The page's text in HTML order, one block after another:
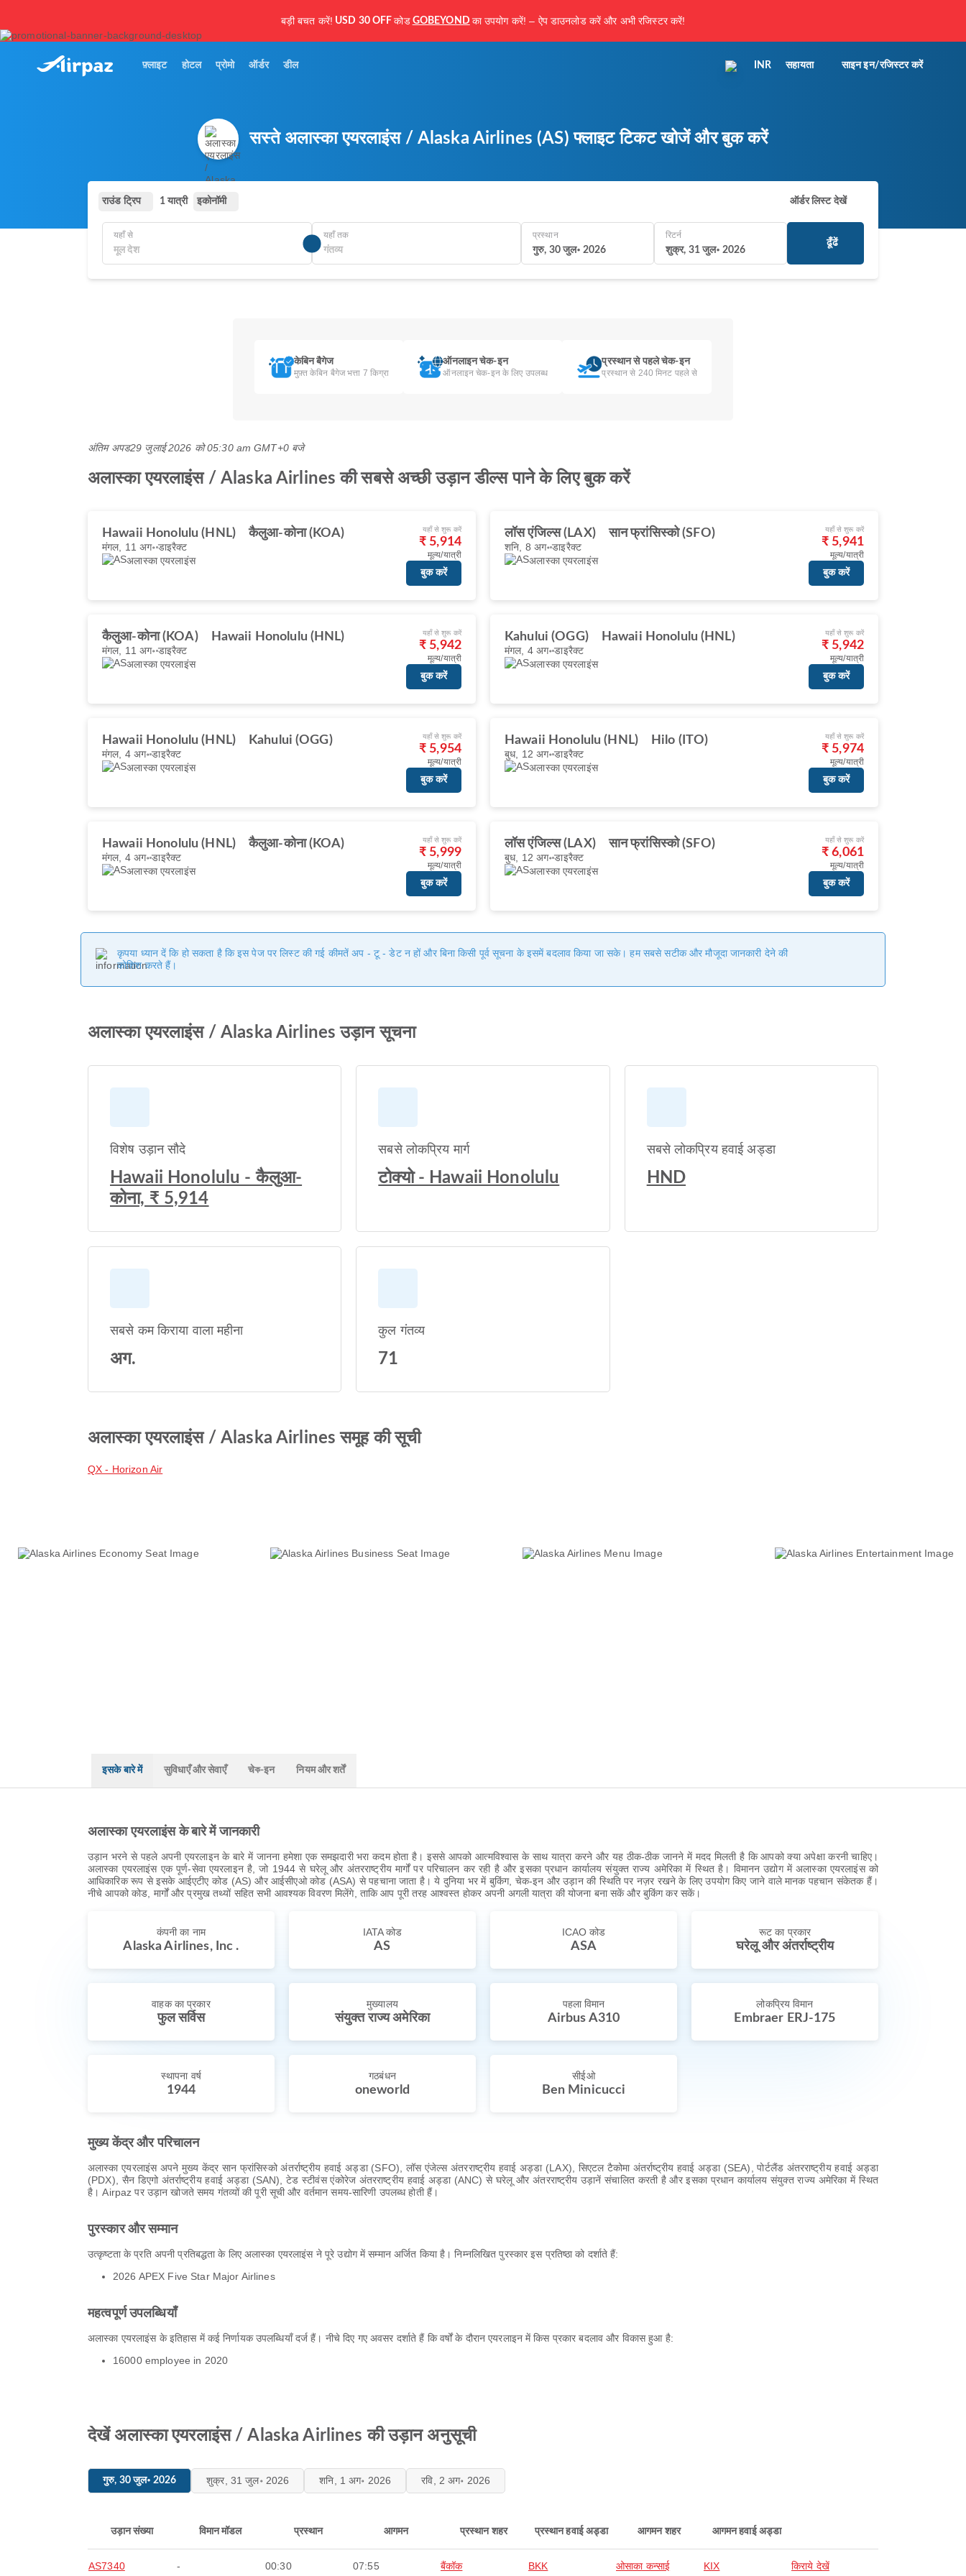
बड़ी बचत करें! USD 30 OFF कोड GOBEYOND का उपयोग करें! – ऐप डाउनलोड करें और अभी रजिस्टर करें!
फ़्लाइट होटल प्रोमो ऑर्डर डील INR सहायता साइन इन/रजिस्टर करें
सस्ते अलास्का एयरलाइंस / Alaska Airlines (AS) फ्लाइट टिकट खोजें और बुक करें
राउंड ट्रिप 1 यात्री इकोनॉमी ऑर्डर लिस्ट देखें
यहाँ से यहाँ तक
प्रस्थान
गुरु, 30 जुल॰ 2026
रिटर्न
शुक्र, 31 जुल॰ 2026
ढूँढें
केबिन बैगेज
मुफ़्त केबिन बैगेज भत्ता 7 किग्रा
ऑनलाइन चेक-इन
ऑनलाइन चेक-इन के लिए उपलब्ध
प्रस्थान से पहले चेक-इन
प्रस्थान से 240 मिनट पहले से
अंतिम अपड29 जुलाई 2026 को 05:30 am GMT+0 बजे
अलास्का एयरलाइंस / Alaska Airlines की सबसे अच्छी उड़ान डील्स पाने के लिए बुक करें
Hawaii Honolulu (HNL) कैलुआ-कोना (KOA)
मंगल, 11 अग॰ डाइरैक्ट
अलास्का एयरलाइंस
यहाँ से शुरू करें
₹ 5,914
मूल्य/यात्री
बुक करें
लॉस एंजिल्स (LAX) सान फ्रांसिस्को (SFO)
शनि, 8 अग॰डाइरैक्ट
अलास्का एयरलाइंस
यहाँ से शुरू करें
₹ 5,941
मूल्य/यात्री
बुक करें
कैलुआ-कोना (KOA) Hawaii Honolulu (HNL)
मंगल, 11 अग॰ डाइरैक्ट
अलास्का एयरलाइंस
यहाँ से शुरू करें
₹ 5,942
मूल्य/यात्री
बुक करें
Kahului (OGG) Hawaii Honolulu (HNL)
मंगल, 4 अग॰डाइरैक्ट
अलास्का एयरलाइंस
यहाँ से शुरू करें
₹ 5,942
मूल्य/यात्री
बुक करें
Hawaii Honolulu (HNL) Kahului (OGG)
मंगल, 4 अग॰डाइरैक्ट
अलास्का एयरलाइंस
यहाँ से शुरू करें
₹ 5,954
मूल्य/यात्री
बुक करें
Hawaii Honolulu (HNL) Hilo (ITO)
बुध, 12 अग॰डाइरैक्ट
अलास्का एयरलाइंस
यहाँ से शुरू करें
₹ 5,974
मूल्य/यात्री
बुक करें
Hawaii Honolulu (HNL) कैलुआ-कोना (KOA)
मंगल, 4 अग॰डाइरैक्ट
अलास्का एयरलाइंस
यहाँ से शुरू करें
₹ 5,999
मूल्य/यात्री
बुक करें
लॉस एंजिल्स (LAX) सान फ्रांसिस्को (SFO)
बुध, 12 अग॰डाइरैक्ट
अलास्का एयरलाइंस
यहाँ से शुरू करें
₹ 6,061
मूल्य/यात्री
बुक करें
कृपया ध्यान दें कि हो सकता है कि इस पेज पर लिस्ट की गई कीमतें अप - टू - डेट न हों और बिना किसी पूर्व सूचना के इसमें बदलाव किया जा सके। हम सबसे सटीक और मौजूदा जानकारी देने की
कोशिश करते हैं।
अलास्का एयरलाइंस / Alaska Airlines उड़ान सूचना
विशेष उड़ान सौदे
Hawaii Honolulu - कैलुआ-
कोना, ₹ 5,914
सबसे लोकप्रिय मार्ग
टोक्यो - Hawaii Honolulu
सबसे लोकप्रिय हवाई अड्डा
HND
सबसे कम किराया वाला महीना
अग.
कुल गंतव्य
71
अलास्का एयरलाइंस / Alaska Airlines समूह की सूची
QX - Horizon Air
इसके बारे में सुविधाएँ और सेवाएँ चेক-इन नियम और शर्तें
अलास्का एयरलाइंस के बारे में जानकारी
उड़ान भरने से पहले अपनी एयरलाइन के बारे में जानना हमेशा एक समझदारी भरा कदम होता है। इससे आपको आत्मविश्वास के साथ यात्रा करने और यह ठीक-ठीक जानने में मदद मिलती है कि आपको क्या अपेक्षा करनी चाहिए।
अलास्का एयरलाइंस एक पूर्ण-सेवा एयरलाइन है, जो 1944 से घरेलू और अंतरराष्ट्रीय मार्गों पर परिचालन कर रही है और इसका प्रधान कार्यालय संयुक्त राज्य अमेरिका में स्थित है। विमानन उद्योग में अलास्का एयरलाइंस को
आधिकारिक रूप से इसके आईएटीए कोड (AS) और आईसीएओ कोड (ASA) से पहचाना जाता है। ये दुनिया भर में बुकिंग, चेक-इन और उड़ान की स्थिति पर नज़र रखने के लिए उपयोग किए जाने वाले मानक पहचान संकेतक हैं।
नीचे आपको कोड, मार्गों और प्रमुख तथ्यों सहित सभी आवश्यक विवरण मिलेंगे, ताकि आप पूरी तरह आश्वस्त होकर अपनी अगली यात्रा की योजना बना सकें और बुकिंग कर सकें।
कंपनी का नाम
Alaska Airlines, Inc .
IATA कोड
AS
ICAO कोड
ASA
रूट का प्रकार
घरेलू और अंतर्राष्ट्रीय
वाहक का प्रकार
फुल सर्विस
मुख्यालय
संयुक्त राज्य अमेरिका
पहला विमान
Airbus A310
लोकप्रिय विमान
Embraer ERJ-175
स्थापना वर्ष
1944
गठबंधन
oneworld
सीईओ
Ben Minicucci
मुख्य केंद्र और परिचालन
अलास्का एयरलाइंस अपने मुख्य केंद्र सान फ्रांसिस्को अंतर्राष्ट्रीय हवाई अड्डा (SFO), लॉस एंजेल्स अंतरराष्ट्रीय हवाई अड्डा (LAX), सिएटल टैकोमा अंतर्राष्ट्रीय हवाई अड्डा (SEA), पोर्टलैंड अंतरराष्ट्रीय हवाई अड्डा
(PDX), सैन डिएगो अंतर्राष्ट्रीय हवाई अड्डा (SAN), टेड स्टीवंस एंकोरेज अंतरराष्ट्रीय हवाई अड्डा (ANC) से घरेलू और अंतरराष्ट्रीय उड़ानें संचालित करती है और इसका प्रधान कार्यालय संयुक्त राज्य अमेरिका में स्थित
है। Airpaz पर उड़ान खोजते समय गंतव्यों की पूरी सूची और वर्तमान समय-सारिणी उपलब्ध होती हैं।
पुरस्कार और सम्मान
उत्कृष्टता के प्रति अपनी प्रतिबद्धता के लिए अलास्का एयरलाइंस ने पूरे उद्योग में सम्मान अर्जित किया है। निम्नलिखित पुरस्कार इस प्रतिष्ठा को दर्शाते हैं:
2026 APEX Five Star Major Airlines
महत्वपूर्ण उपलब्धियाँ
अलास्का एयरलाइंस के इतिहास में कई निर्णायक उपलब्धियाँ दर्ज हैं। नीचे दिए गए अवसर दर्शाते हैं कि वर्षों के दौरान एयरलाइन में किस प्रकार बदलाव और विकास हुआ है:
16000 employee in 2020
देखें अलास्का एयरलाइंस / Alaska Airlines की उड़ान अनुसूची
गुरु, 30 जुल॰ 2026 शुक्र, 31 जुल॰ 2026 शनि, 1 अग॰ 2026 रवि, 2 अग॰ 2026
उड़ान संख्या विमान मॉडल प्रस्थान आगमन प्रस्थान शहर प्रस्थान हवाई अड्डा आगमन शहर आगमन हवाई अड्डा
AS7340 - 00:30 07:55 बैंकॉक BKK ओसाका कन्साई KIX किराये देखें